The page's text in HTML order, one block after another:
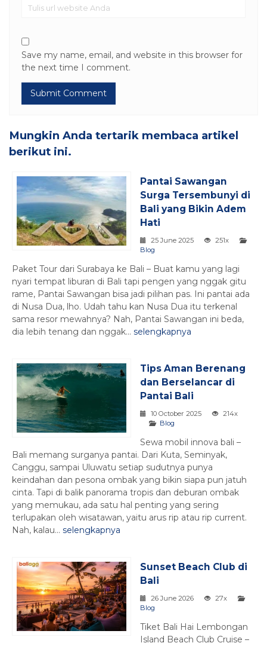
Save my name, email, and website in this browser for
the next time I comment.
Mungkin Anda tertarik membaca artikel
berikut ini.
Pantai Sawangan
Surga Tersembunyi di
Bali yang Bikin Adem
Hati
25 June 2025
251x
Blog
Paket Tour dari Surabaya ke Bali – Buat kamu yang lagi
nyari tempat liburan di Bali tapi pengen yang nggak gitu
rame, Pantai Sawangan bisa jadi pilihan pas. Ini pantai ada
di Nusa Dua, lho. Udah tahu kan Nusa Dua itu terkenal
sama resor mewahnya? Nah, Pantai Sawangan ini beda,
dia lebih tenang dan nggak... selengkapnya
Tips Aman Berenang
dan Berselancar di
Pantai Bali
10 October 2025
214x
Blog
Sewa mobil innova bali –
Bali memang surganya pantai. Dari Kuta, Seminyak,
Canggu, sampai Uluwatu setiap sudutnya punya
keindahan dan pesona ombak yang bikin siapa pun jatuh
cinta. Tapi di balik panorama tropis dan deburan ombak
yang memukau, ada satu hal penting yang sering
terlupakan oleh wisatawan, yaitu arus rip atau rip current.
Nah, kalau... selengkapnya
Sunset Beach Club di
Bali
26 June 2026
27x
Blog
Tiket Bali Hai Lembongan
Island Beach Club Cruise –